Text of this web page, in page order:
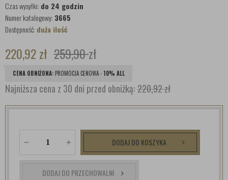
Czas wysyłki: do 24 godzin
Numer katalogowy: 3665
Dostępność: duża ilość
220,92zł 259,90zł
CENA OBNIŻONA: PROMOCJA CENOWA -10% ALL
Najniższa cena z 30 dni przed obniżką:220,92 zł
DODAJ DO KOSZYKA
DODAJ DO PRZECHOWALNI